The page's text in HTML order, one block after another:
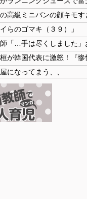
の高級ミニバンの顔キモ
らのゴマキ（３９）」
師「…手は尽くしました
になってまう、、